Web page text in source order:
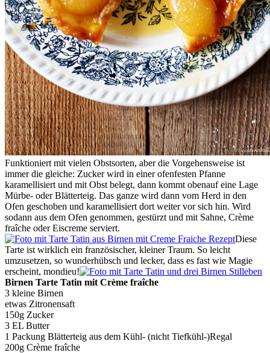
Funktioniert mit vielen Obstsorten, aber die Vorgehensweise ist
immer die gleiche: Zucker wird in einer ofenfesten Pfanne
karamellisiert und mit Obst belegt, dann kommt obenauf eine Lage
Mürbe- oder Blätterteig. Das ganze wird dann vom Herd in den
Ofen geschoben und karamellisiert dort weiter vor sich hin. Wird
sodann aus dem Ofen genommen, gestürzt und mit Sahne, Crème
fraîche oder Eiscreme serviert.
Diese
Tarte ist wirklich ein französischer, kleiner Traum. So leicht
umzusetzen, so wunderhübsch und lecker, dass es fast wie Magie
erscheint, mondieu!
Birnen Tarte Tatin mit Crème fraîche
3 kleine Birnen
etwas Zitronensaft
150g Zucker
3 EL Butter
1 Packung Blätterteig aus dem Kühl- (nicht Tiefkühl-)Regal
200g Crème fraîche